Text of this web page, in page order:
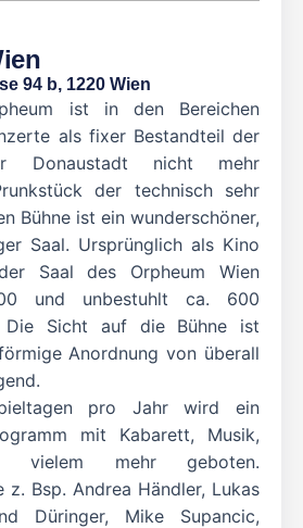
94 b, 1220 Wien
ist in den Bereichen
als fixer Bestandteil der
Donaustadt nicht mehr
der technisch sehr
Bühne ist ein wunderschöner,
Saal. Ursprünglich als Kino
Saal des Orpheum Wien
und unbestuhlt ca. 600
Die Sicht auf die Bühne ist
Anordnung von überall
pro Jahr wird ein
mit Kabarett, Musik,
vielem mehr geboten.
z. Bsp. Andrea Händler, Lukas
Düringer, Mike Supancic,